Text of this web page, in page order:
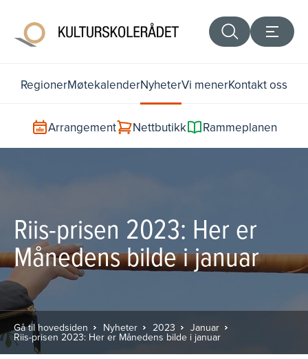
RegionerMøtekalenderNyheterVi menerKontakt oss
Arrangement Nettbutikk Rammeplanen
Riis-prisen 2023: Her er
Månedens bilde i januar
Gå til hovedsiden Nyheter 2023 Januar
Riis-prisen 2023: Her er Månedens bilde i januar